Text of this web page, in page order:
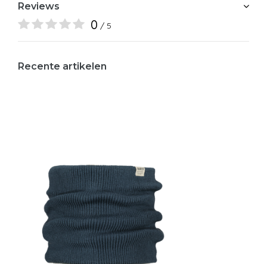
Reviews
0 / 5
Recente artikelen